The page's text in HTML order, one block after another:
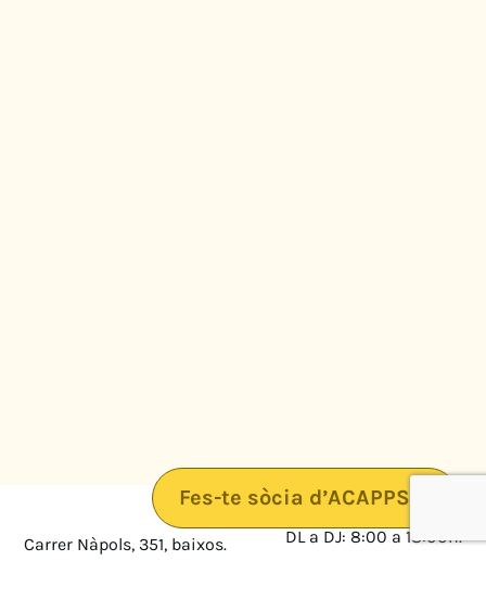
Fes-te sòcia d’ACAPPS
Carrer Nàpols, 351, baixos.
08025 · Barcelona
DL a DJ: 8:00 a 18:00h.